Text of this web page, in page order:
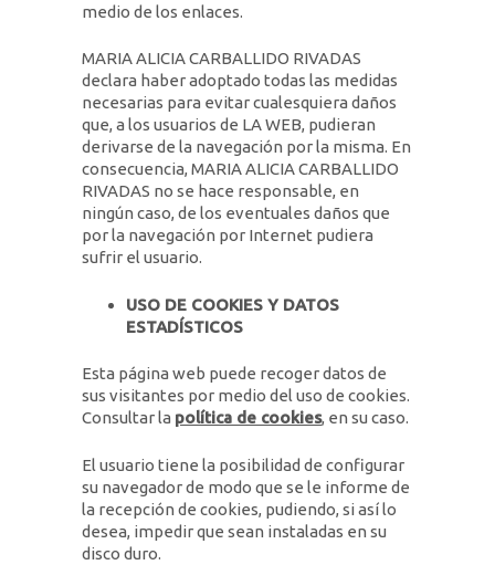
medio de los enlaces.
MARIA ALICIA CARBALLIDO RIVADAS
declara haber adoptado todas las medidas
necesarias para evitar cualesquiera daños
que, a los usuarios de LA WEB, pudieran
derivarse de la navegación por la misma. En
consecuencia, MARIA ALICIA CARBALLIDO
RIVADAS no se hace responsable, en
ningún caso, de los eventuales daños que
por la navegación por Internet pudiera
sufrir el usuario.
USO DE COOKIES Y DATOS
ESTADÍSTICOS
Esta página web puede recoger datos de
sus visitantes por medio del uso de cookies.
Consultar la política de cookies, en su caso.
El usuario tiene la posibilidad de configurar
su navegador de modo que se le informe de
la recepción de cookies, pudiendo, si así lo
desea, impedir que sean instaladas en su
disco duro.